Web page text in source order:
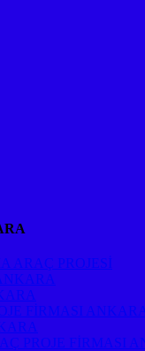
ARAÇ PROJESİ
FİRMASI
PROJE FİRMASI